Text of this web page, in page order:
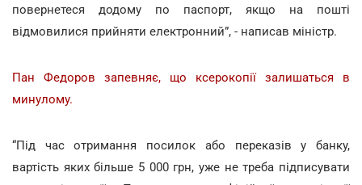
повернетеся додому по паспорт, якщо на пошті
відмовилися прийняти електронний”, - написав міністр.
Пан Федоров запевняє, що ксерокопії залишаться в
минулому.
“Під час отримання посилок або переказів у банку,
вартість яких більше 5 000 грн, уже не треба підписувати